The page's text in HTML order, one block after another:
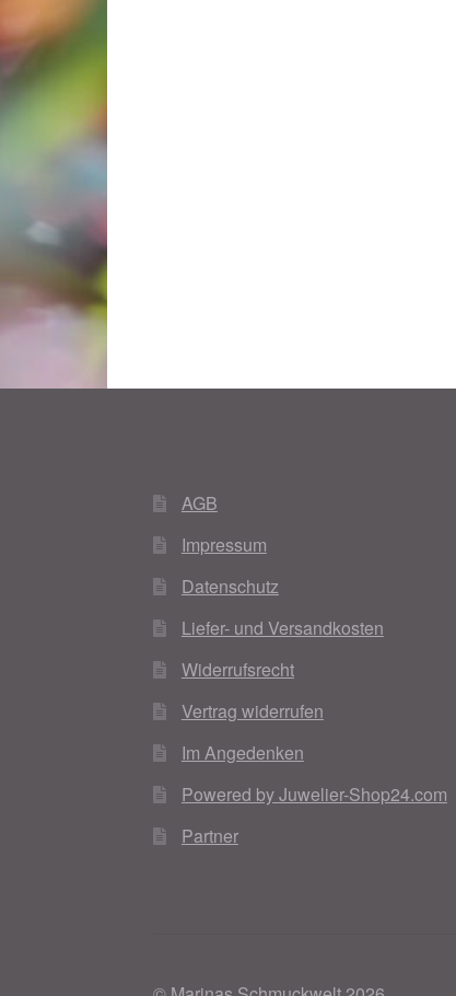
AGB
Impressum
Datenschutz
Liefer- und Versandkosten
Widerrufsrecht
Vertrag widerrufen
Im Angedenken
Powered by Juwelier-Shop24.com
Partner